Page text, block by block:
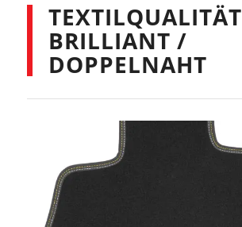
TEXTILQUALITÄT
BRILLIANT /
DOPPELNAHT